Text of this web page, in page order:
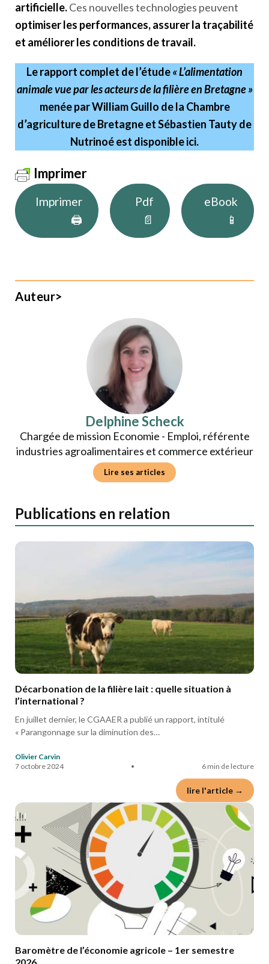
artificielle.Ces nouvelles technologies peuvent
optimiser les performances, assurer la traçabilité
et améliorer les conditions de travail.
Le rapport complet de l’étude« L’alimentation
animale vue par les acteurs de la filière en Bretagne »
menée par William Guillo de la Chambre
d’agriculture de Bretagne et Sébastien Tauty de
Nutrinoé est disponible ici.
Imprimer
Imprimer
🖨
Pdf
📄
eBook
📱
Auteur>
Delphine Scheck
Chargée de mission Economie - Emploi, référente
industries agroalimentaires et commerce extérieur
Lire ses articles
Publications en relation
Décarbonation de la filière lait : quelle situation à
l’international ?
En juillet dernier, le CGAAER a publié un rapport, intitulé
« Parangonnage sur la diminution des…
Olivier Carvin
7 octobre 2024
• 6 min de lecture
lire l'article →
Baromètre de l’économie agricole – 1er semestre